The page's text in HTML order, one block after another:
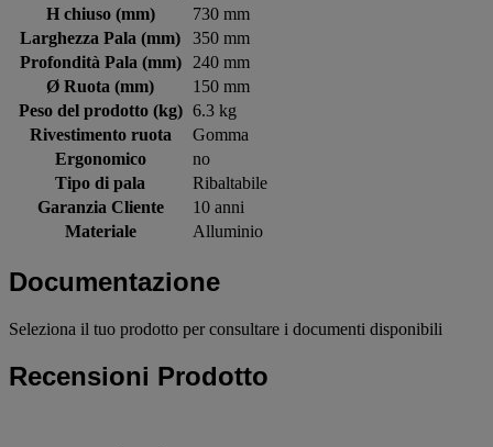
H chiuso (mm)
730 mm
Larghezza Pala (mm)
350 mm
Profondità Pala (mm)
240 mm
Ø Ruota (mm)
150 mm
Peso del prodotto (kg) 6.3 kg
Rivestimento ruota
Gomma
Ergonomico
no
Tipo di pala
Ribaltabile
Garanzia Cliente
10 anni
Materiale
Alluminio
Documentazione
Seleziona il tuo prodotto per consultare i documenti disponibili
Recensioni Prodotto